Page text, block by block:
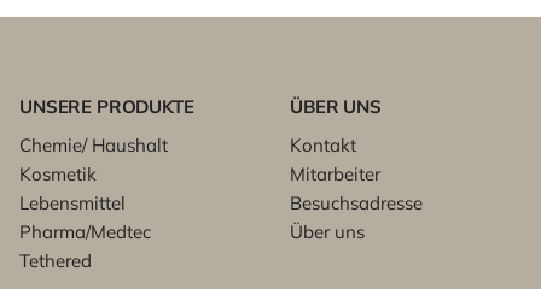
UNSERE PRODUKTE
Chemie/ Haushalt
Kosmetik
Lebensmittel
Pharma/Medtec
Tethered
ÜBER UNS
Kontakt
Mitarbeiter
Besuchsadresse
Über uns